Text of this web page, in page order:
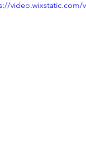
video.wixstatic.com/